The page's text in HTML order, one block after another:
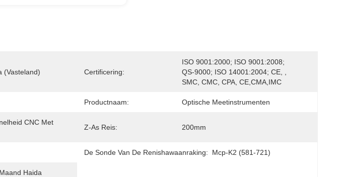
(vasteland) Certificering:
ISO 9001:2000; ISO 9001:2008;
QS-9000; ISO 14001:2004; CE, ,
SMC, CMC, CPA, CE,CMA,IMC
Productnaam: Optische Meetinstrumenten
CNC Met
Z-As Reis: 200mm
De Sonde Van De Renishawaanraking: Mcp-K2 (581-721)
Haida